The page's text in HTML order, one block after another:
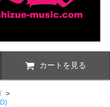
カートを見る
>